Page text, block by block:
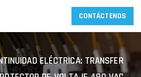
CONTÁCTENOS
ELÉCTRICA: TRANSFER